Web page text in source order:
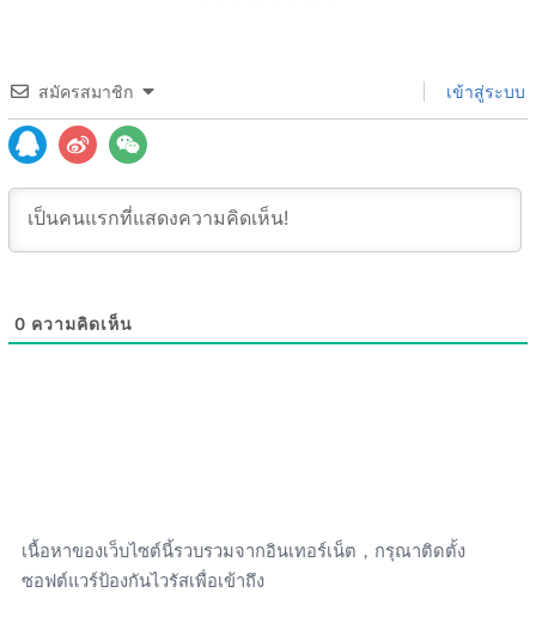
สมัครสมาชิก เข้าสู่ระบบ
0 ความคิดเห็น
เนื้อหาของเว็บไซต์นี้รวบรวมจากอินเทอร์เน็ต，กรุณาติดตั้ง
ซอฟต์แวร์ป้องกันไวรัสเพื่อเข้าถึง